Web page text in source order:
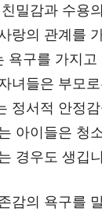
밀감과 수용
랑의 관계를
욕구를 가지
녀들은 부모
정서적 안정
아이들은 청
경우도 생깁
감의 욕구를